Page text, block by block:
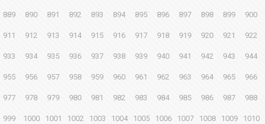
889 890 891 892 893 894 895 896 897 898 899 900
911 912 913 914 915 916 917 918 919 920 921 922
933 934 935 936 937 938 939 940 941 942 943 944
955 956 957 958 959 960 961 962 963 964 965 966
977 978 979 980 981 982 983 984 985 986 987 988
999 1000 1001 1002 1003 1004 1005 1006 1007 1008 1009 1010